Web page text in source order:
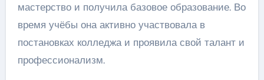
мастерство и получила базовое образование. Во
время учёбы она активно участвовала в
постановках колледжа и проявила свой талант и
профессионализм.